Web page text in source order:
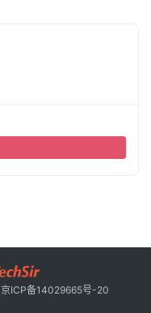
京ICP备14029665号-20